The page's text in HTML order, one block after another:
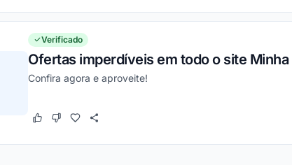
Verificado
Ofertas imperdíveis em todo o site Minha
Confira agora e aproveite!
Este cupom funcionou
Este cupom não funcionou